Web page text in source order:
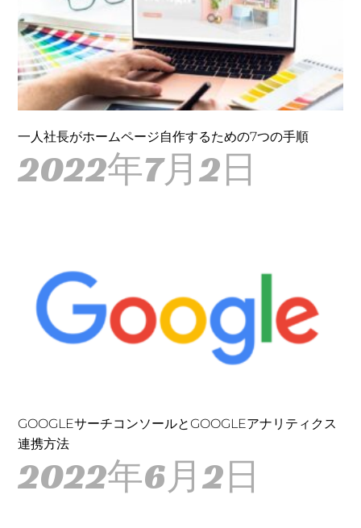
一人社長がホームページ自作するための7つの手順
2022年7月2日
GOOGLEサーチコンソールとGOOGLEアナリティクス
連携方法
2022年6月2日